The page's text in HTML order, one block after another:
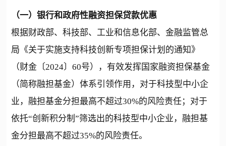
（一）银行和政府性融资担保贷款优惠
根据财政部、科技部、工业和信息化部、金融监管总
局《关于实施支持科技创新专项担保计划的通知》
（财金〔2024〕60号），有效发挥国家融资担保基金
（简称融担基金）体系引领作用，对于科技型中小企
业，融担基金分担最高不超过30%的风险责任；对于
依托“创新积分制”筛选出的科技型中小企业，融担基
金分担最高不超过35%的风险责任。